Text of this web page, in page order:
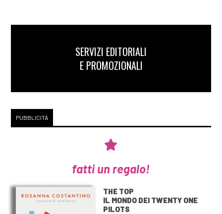
SERVIZI EDITORIALI
E PROMOZIONALI
PUBBLICITÀ
fatti un regalo!
THE TOP
IL MONDO DEI TWENTY ONE
PILOTS